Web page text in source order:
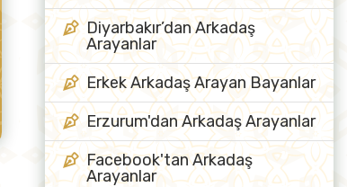
Diyarbakır’dan Arkadaş
Arayanlar
Erkek Arkadaş Arayan Bayanlar
Erzurum'dan Arkadaş Arayanlar
Facebook'tan Arkadaş
Arayanlar